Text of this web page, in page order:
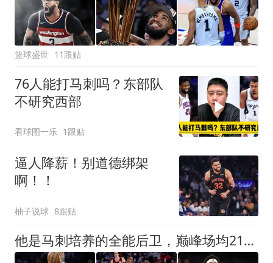
篮球盛世 11跟贴
76人能打马刺吗？东部队
不研究西部
看球图一乐 1跟贴
逼人降薪！别道德绑架
啊！！
柚子说球 8跟贴
他是马刺培养的全能后卫，巅峰场均21+8+9！30岁却成了“玻璃人”